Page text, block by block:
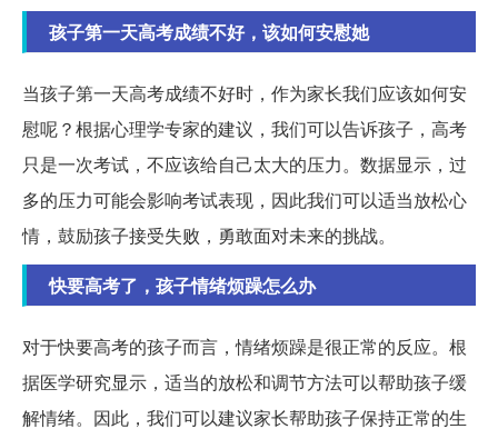
孩子第一天高考成绩不好，该如何安慰她
当孩子第一天高考成绩不好时，作为家长我们应该如何安
慰呢？根据心理学专家的建议，我们可以告诉孩子，高考
只是一次考试，不应该给自己太大的压力。数据显示，过
多的压力可能会影响考试表现，因此我们可以适当放松心
情，鼓励孩子接受失败，勇敢面对未来的挑战。
快要高考了，孩子情绪烦躁怎么办
对于快要高考的孩子而言，情绪烦躁是很正常的反应。根
据医学研究显示，适当的放松和调节方法可以帮助孩子缓
解情绪。因此，我们可以建议家长帮助孩子保持正常的生